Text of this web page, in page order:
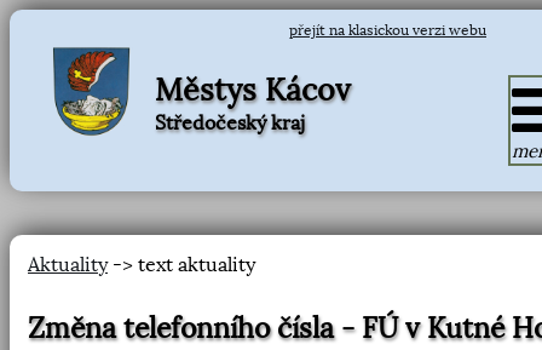
přejít na klasickou verzi webu
Městys Kácov
Středočeský kraj
Aktuality-> text aktuality
Změna telefonního čísla - FÚ v Kutné